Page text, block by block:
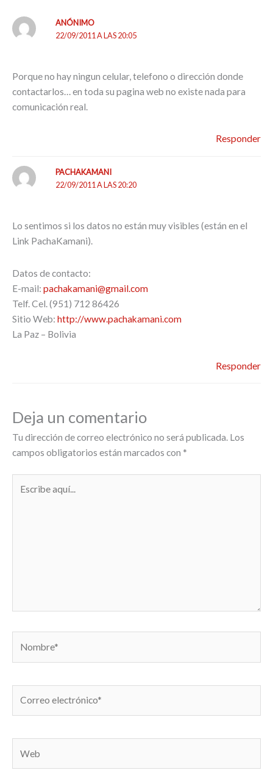
ANÓNIMO
22/09/2011 A LAS 20:05
Porque no hay ningun celular, telefono o dirección donde
contactarlos… en toda su pagina web no existe nada para
comunicación real.
Responder
PACHAKAMANI
22/09/2011 A LAS 20:20
Lo sentimos si los datos no están muy visibles (están en el
Link PachaKamani).
Datos de contacto:
E-mail: pachakamani@gmail.com
Telf. Cel. (951) 712 86426
Sitio Web: http://www.pachakamani.com
La Paz – Bolivia
Responder
Deja un comentario
Tu dirección de correo electrónico no será publicada. Los
campos obligatorios están marcados con *
aquí...
electrónico*